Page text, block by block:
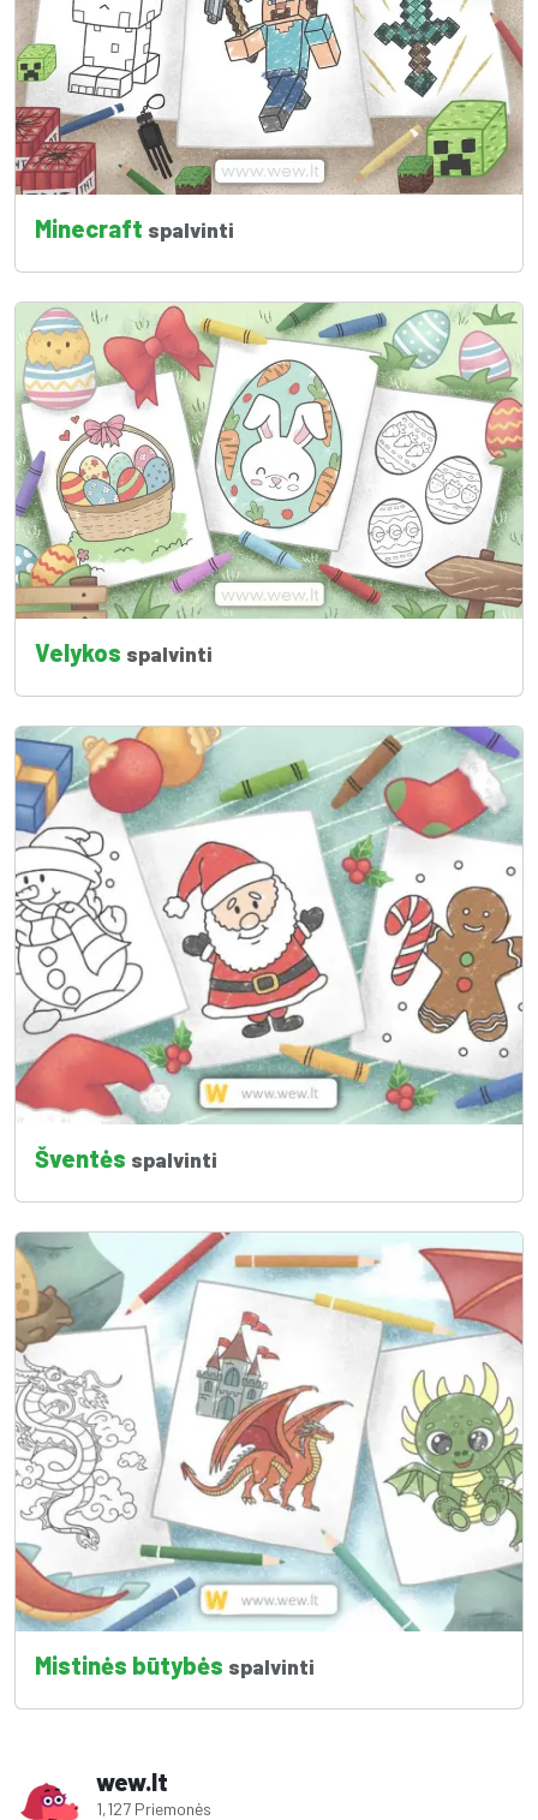
Minecraft spalvinti
Velykos spalvinti
Šventės spalvinti
Mistinės būtybės spalvinti
wew.lt
1,127 Priemonės